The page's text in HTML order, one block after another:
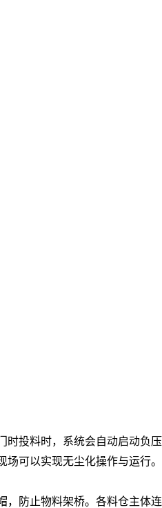
时投料时，系统会自动启动负压
可以实现无尘化操作与运行。
，防止物料架桥。各料仓主体连